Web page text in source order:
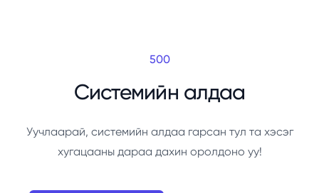
500
Системийн алдаа
Уучлаарай, системийн алдаа гарсан тул та хэсэг
хугацааны дараа дахин оролдоно уу!